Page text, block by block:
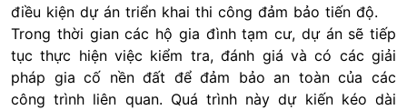
điều kiện dự án triển khai thi công đảm bảo tiến độ.
Trong thời gian các hộ gia đình tạm cư, dự án sẽ tiếp
tục thực hiện việc kiểm tra, đánh giá và có các giải
pháp gia cố nền đất để đảm bảo an toàn của các
công trình liên quan. Quá trình này dự kiến kéo dài